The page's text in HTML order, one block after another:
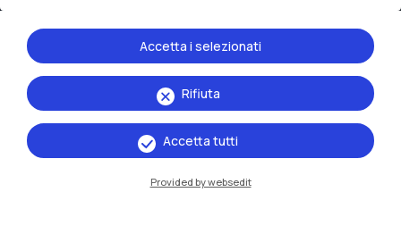
Risorse
Contattaci
Rifiuta
Accetta i selezionati
Accetta tutti
Provided by websedit